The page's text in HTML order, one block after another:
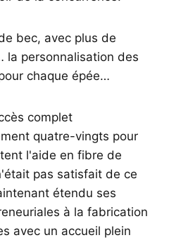
bec, avec plus de
la personnalisation des
chaque épée…
complet
quatre-vingts pour
l'aide en fibre de
pas satisfait de ce
étendu ses
à la fabrication
avec un accueil plein